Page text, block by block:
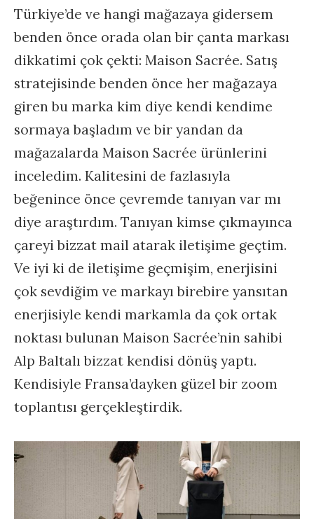
Türkiye’de ve hangi mağazaya gidersem
benden önce orada olan bir çanta markası
dikkatimi çok çekti: Maison Sacrée. Satış
stratejisinde benden önce her mağazaya
giren bu marka kim diye kendi kendime
sormaya başladım ve bir yandan da
mağazalarda Maison Sacrée ürünlerini
inceledim. Kalitesini de fazlasıyla
beğenince önce çevremde tanıyan var mı
diye araştırdım. Tanıyan kimse çıkmayınca
çareyi bizzat mail atarak iletişime geçtim.
Ve iyi ki de iletişime geçmişim, enerjisini
çok sevdiğim ve markayı birebire yansıtan
enerjisiyle kendi markamla da çok ortak
noktası bulunan Maison Sacrée’nin sahibi
Alp Baltalı bizzat kendisi dönüş yaptı.
Kendisiyle Fransa’dayken güzel bir zoom
toplantısı gerçekleştirdik.